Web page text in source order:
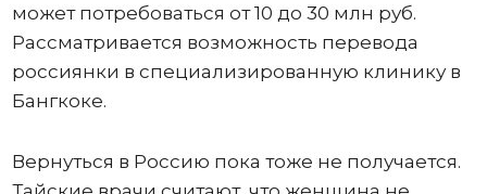
может потребоваться от 10 до 30 млн руб.
Рассматривается возможность перевода
россиянки в специализированную клинику в
Бангкоке.
Вернуться в Россию пока тоже не получается.